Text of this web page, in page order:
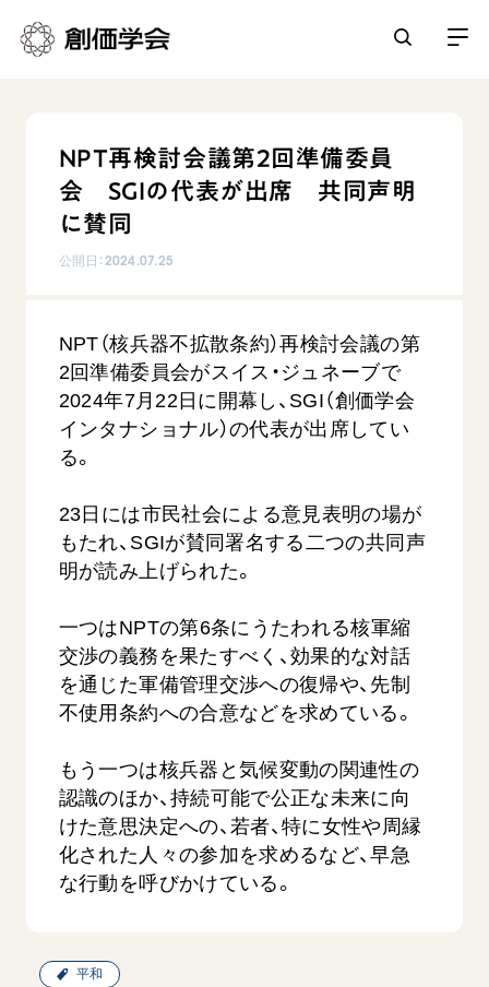
人間革命
自他共の幸福
日蓮大聖人の仏法（教学入門）
釈尊～法華経
日蓮大聖人
初代会長・牧口常三郎先生
第2代会長・戸田城聖先生
第3代会長・池田大作先生
日常の活動
仏法を学ぶ
仏法を語る
主な行事
年間の活動について
友人葬
平和・文化・教育
核兵器の廃絶に向け連帯を拡大
「人権文化」「ジェンダー平等」を促進
「持続可能な開発目標（SDGs）」の取り組み
人道支援
展示活動
教育本部の活動
各国ウェブサイト
世界の創価学会の歴史
基本情報
創価学会 会憲
創価学会 社会憲章
組織・機構
沿革
略年表
入会について
道府県中心会館
会員サポート
座談会御書ｅ講義
小説『新・人間革命』『人間革命』要旨
関連リンク
創価学会総本部
墓地公園・納骨堂
聖教電子版
聖教ブックストア
Soka Gakkai グローバルサイト
SGIピースサイト
ご利用にあたって
SOKA PICKS
NPT再検討会議第2回準備委員
会 SGIの代表が出席 共同声明
に賛同
公開日：2024.07.25
NPT（核兵器不拡散条約）再検討会議の第
2回準備委員会がスイス・ジュネーブで
2024年7月22日に開幕し、SGI（創価学会
インタナショナル）の代表が出席してい
る。
23日には市民社会による意見表明の場が
もたれ、SGIが賛同署名する二つの共同声
明が読み上げられた。
一つはNPTの第6条にうたわれる核軍縮
交渉の義務を果たすべく、効果的な対話
を通じた軍備管理交渉への復帰や、先制
不使用条約への合意などを求めている。
もう一つは核兵器と気候変動の関連性の
認識のほか、持続可能で公正な未来に向
けた意思決定への、若者、特に女性や周縁
化された人々の参加を求めるなど、早急
な行動を呼びかけている。
平和